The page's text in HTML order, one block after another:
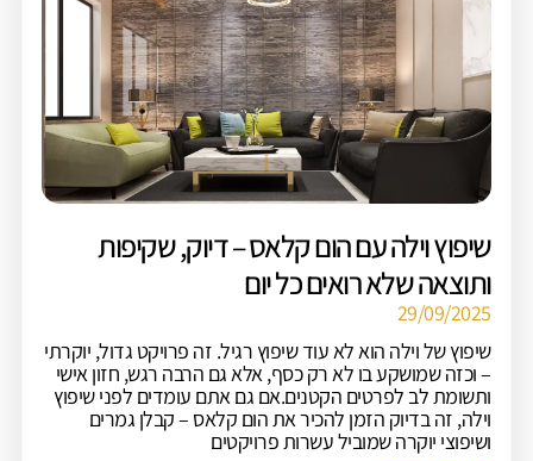
שיפוץ וילה עם הום קלאס – דיוק, שקיפות
ותוצאה שלא רואים כל יום
29/09/2025
שיפוץ של וילה הוא לא עוד שיפוץ רגיל. זה פרויקט גדול, יוקרתי
– וכזה שמושקע בו לא רק כסף, אלא גם הרבה רגש, חזון אישי
ותשומת לב לפרטים הקטנים.אם גם אתם עומדים לפני שיפוץ
וילה, זה בדיוק הזמן להכיר את הום קלאס – קבלן גמרים
ושיפוצי יוקרה שמוביל עשרות פרויקטים